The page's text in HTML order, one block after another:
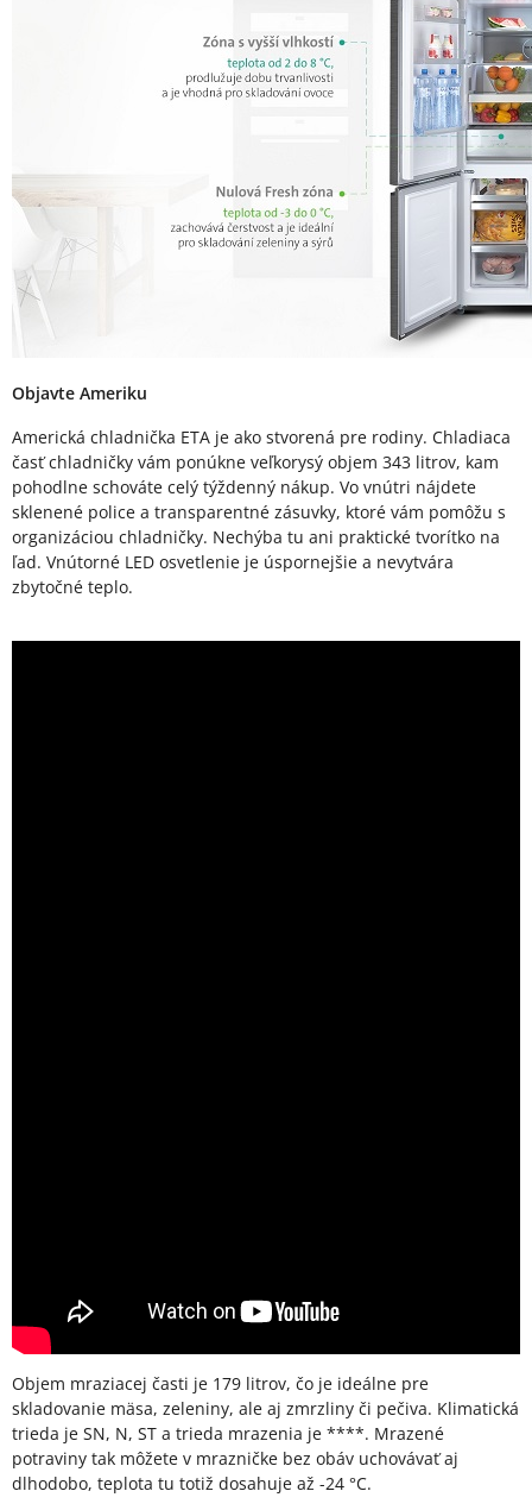
Objavte Ameriku
Americká chladnička ETA je ako stvorená pre rodiny. Chladiaca
časť chladničky vám ponúkne veľkorysý objem 343 litrov, kam
pohodlne schováte celý týždenný nákup. Vo vnútri nájdete
sklenené police a transparentné zásuvky, ktoré vám pomôžu s
organizáciou chladničky. Nechýba tu ani praktické tvorítko na
ľad. Vnútorné LED osvetlenie je úspornejšie a nevytvára
zbytočné teplo.
Objem mraziacej časti je 179 litrov, čo je ideálne pre
skladovanie mäsa, zeleniny, ale aj zmrzliny či pečiva. Klimatická
trieda je SN, N, ST a trieda mrazenia je ****. Mrazené
potraviny tak môžete v mrazničke bez obáv uchovávať aj
dlhodobo, teplota tu totiž dosahuje až -24 °C.